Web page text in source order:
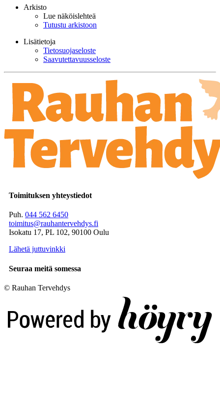
Arkisto
Lue näköislehteä
Tutustu arkistoon
Lisätietoja
Tietosuojaseloste
Saavutettavuusseloste
Toimituksen yhteystiedot
Puh. 044 562 6450
toimitus@rauhantervehdys.fi
Isokatu 17, PL 102, 90100 Oulu
Lähetä juttuvinkki
Seuraa meitä somessa
© Rauhan Tervehdys